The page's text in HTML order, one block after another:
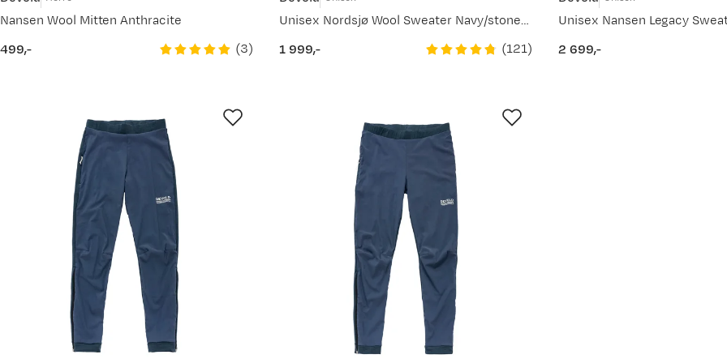
Nansen Wool Mitten Anthracite
price
499,- (3)
Unisex Nordsjø Wool Sweater Navy/stone/olive
price
1 999,- (121)
Unisex Nansen Legacy
price
2 699,-